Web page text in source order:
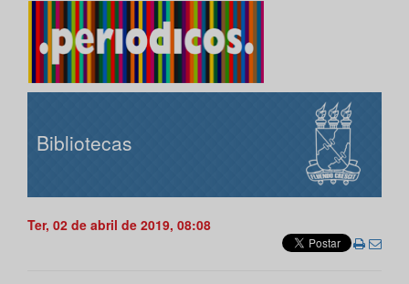
Bibliotecas
Ter, 02 de abril de 2019, 08:08